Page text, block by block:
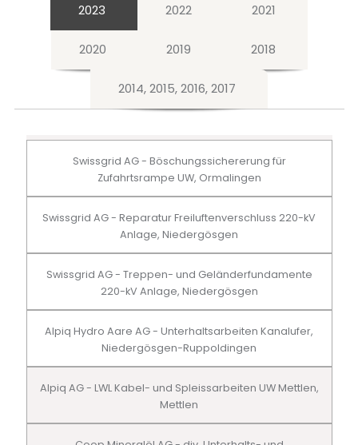
2023 2022 2021
2020 2019 2018
2014, 2015, 2016, 2017
Swissgrid AG - Böschungssichererung für
Zufahrtsrampe UW, Ormalingen
Swissgrid AG - Reparatur Freiluftenverschluss 220-kV
Anlage, Niedergösgen
Swissgrid AG - Treppen- und Geländerfundamente
220-kV Anlage, Niedergösgen
Alpiq Hydro Aare AG - Unterhaltsarbeiten Kanalufer,
Niedergösgen-Ruppoldingen
Alpiq AG - LWL Kabel- und Spleissarbeiten UW Mettlen,
Mettlen